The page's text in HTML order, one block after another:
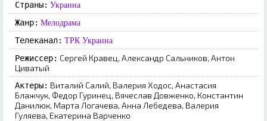
Страны: Украина
Жанр: Мелодрама
Телеканал: ТРК Украина
Режиссер: Сергей Кравец, Александр Сальников, Антон
Циватый
Актеры: Виталий Салий, Валерия Ходос, Анастасия
Блажчук, Федор Гуринец, Вячеслав Довженко, Константин
Данилюк, Марта Логачева, Анна Лебедева, Валерия
Гуляева, Екатерина Варченко